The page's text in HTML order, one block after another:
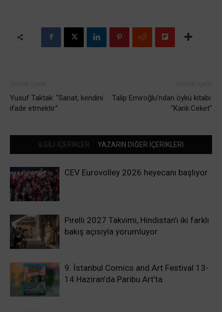
Yusuf Taktak: “Sanat, kendini
ifade etmektir.”
Talip Emiroğlu’ndan öykü kitabı:
“Kanlı Ceket”
İLGİLİ İÇERİKLER YAZARIN DİĞER İÇERİKLERİ
CEV Eurovolley 2026 heyecanı başlıyor
Pirelli 2027 Takvimi, Hindistan’ı iki farklı
bakış açısıyla yorumluyor
9. İstanbul Comics and Art Festival 13-
14 Haziran’da Paribu Art’ta